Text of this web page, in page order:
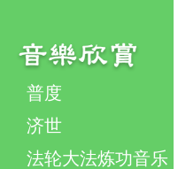
普度
济世
法轮大法炼功音乐